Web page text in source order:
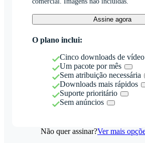
Assine agora
O plano inclui:
Cinco downloads de
Um pacote por mês
Sem atribuição necessária
Downloads mais rápidos
Suporte prioritário
Sem anúncios
Não quer assinar?Ver mais